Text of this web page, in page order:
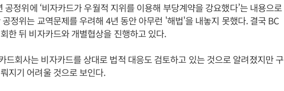
공정위에 ‘비자카드가 우월적 지위를 이용해 부당계약을 강요했다’는 내용으로
정위는 교역문제를 우려해 4년 동안 아무런 '해법'을 내놓지 못했다. 결국 BC
한 뒤 비자카드와 개별협상을 진행하고 있다.
드회사는 비자카드를 상대로 법적 대응도 검토하고 있는 것으로 알려졌지만 구
지기 어려울 것으로 보인다.